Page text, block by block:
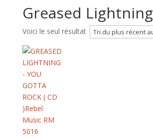
Greased Lightning
Voici le seul résultat